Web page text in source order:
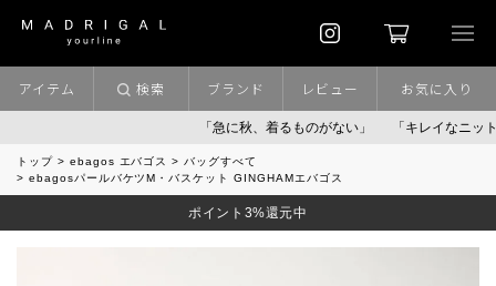
「急に秋、着るものがない」 「キレイなニット」 ポイ
アイテム 検索 ブランド レビュー お気に入り
トップ ebagos エバゴス
バッグすべて
ebagosパールバケツM・バスケット GINGHAMエバゴス
ポイント3%還元中